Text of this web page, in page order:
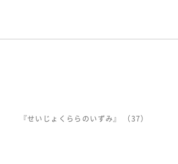
『せいじょくららのいずみ』 （37）